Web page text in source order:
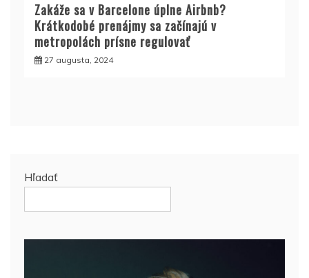
Zakáže sa v Barcelone úplne Airbnb?
Krátkodobé prenájmy sa začínajú v
metropolách prísne regulovať
27 augusta, 2024
Hľadať